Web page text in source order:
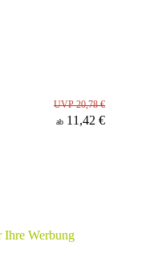
UVP 20,78 €
ab 11,42 €
Ihre Werbung